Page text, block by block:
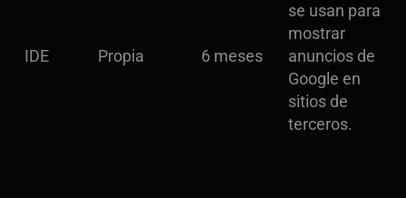
IDE Propia 6 meses
se usan para
mostrar
anuncios de
Google en
sitios de
terceros.